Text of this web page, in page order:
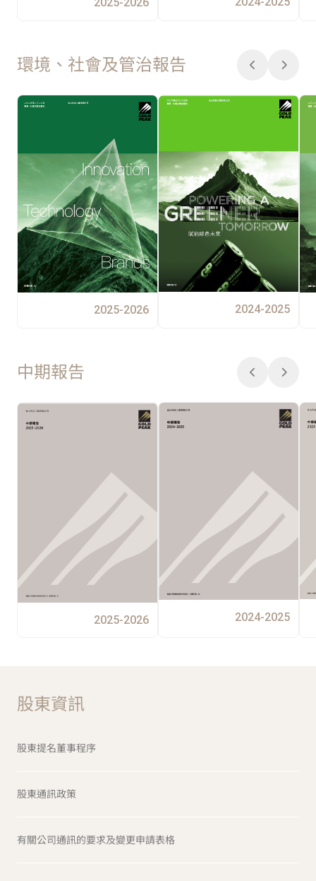
2025-2026
環境、社會及管治報告
2025-2026 2024-2025
中期報告
2025-2026 2024-2025
股東資訊
股東提名董事程序
股東通訊政策
有關公司通訊的要求及變更申請表格